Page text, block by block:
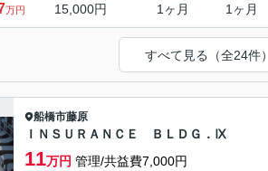
万円 15,000円 1ヶ月 1ヶ月
すべて見る（全24件）
船橋市藤原
ＩＮＳＵＲＡＮＣＥ ＢＬＤＧ．Ⅸ
11万円 管理/共益費7,000円